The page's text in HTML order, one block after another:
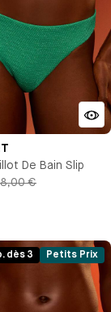
De Bain Slip
€
dès 3 Petits Prix